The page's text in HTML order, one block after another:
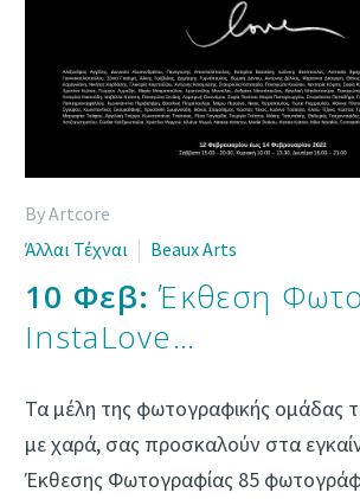
By Artcore
Άλλαι Τέχναι
Beaux Arts
10 Φεβ:Έκθεση
InstaLove…
Τα μέλη της φωτογραφικής ομάδας
με χαρά, σας προσκαλούν στα
Έκθεσης Φωτογραφίας 85